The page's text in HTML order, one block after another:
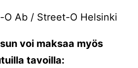
O Ab / Street-O Helsinki
voi maksaa myös
tavoilla: